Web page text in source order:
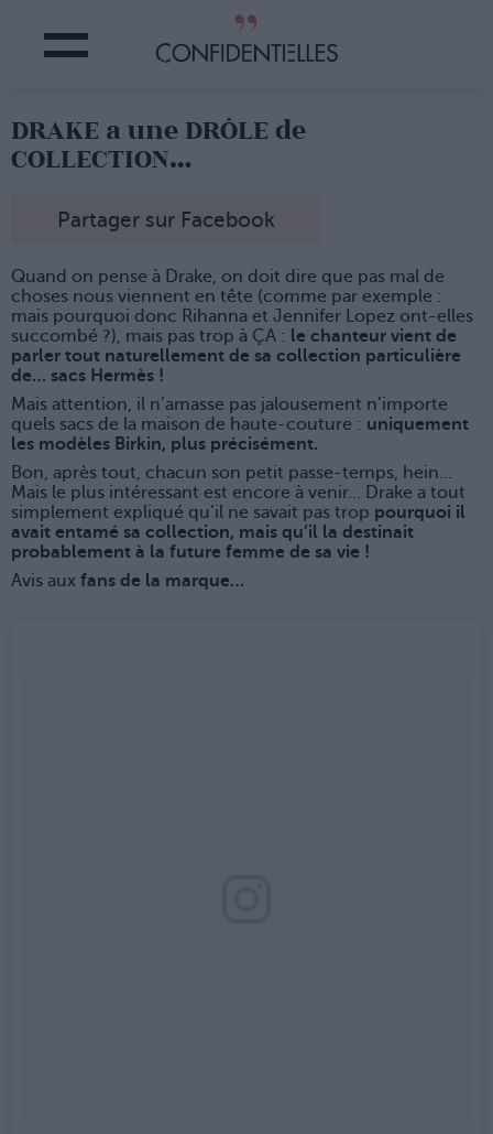
DRAKE a une DRÔLE de
COLLECTION…
Partager sur Facebook
Quand on pense à Drake, on doit dire que pas mal de
choses nous viennent en tête (comme par exemple :
mais pourquoi donc Rihanna et Jennifer Lopez ont-elles
succombé ?), mais pas trop à ÇA : le chanteur vient de
parler tout naturellement de sa collection particulière
de… sacs Hermès !
Mais attention, il n’amasse pas jalousement n’importe
quels sacs de la maison de haute-couture : uniquement
les modèles Birkin, plus précisément.
Bon, après tout, chacun son petit passe-temps, hein…
Mais le plus intéressant est encore à venir… Drake a tout
simplement expliqué qu’il ne savait pas trop pourquoi il
avait entamé sa collection, mais qu’il la destinait
probablement à la future femme de sa vie !
Avis aux fans de la marque…